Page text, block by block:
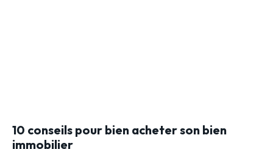
10 conseils pour bien acheter son bien
immobilier